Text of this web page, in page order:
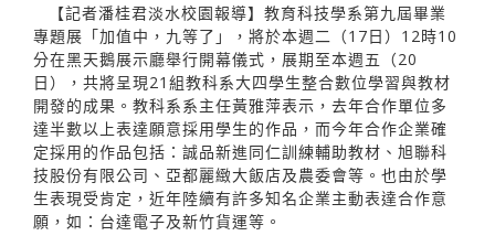
【記者潘桂君淡水校園報導】教育科技學系第九屆畢業
專題展「加值中，九等了」，將於本週二（17日）12時10
分在黑天鵝展示廳舉行開幕儀式，展期至本週五（20
日），共將呈現21組教科系大四學生整合數位學習與教材
開發的成果。教科系系主任黃雅萍表示，去年合作單位多
達半數以上表達願意採用學生的作品，而今年合作企業確
定採用的作品包括：誠品新進同仁訓練輔助教材、旭聯科
技股份有限公司、亞都麗緻大飯店及農委會等。也由於學
生表現受肯定，近年陸續有許多知名企業主動表達合作意
願，如：台達電子及新竹貨運等。